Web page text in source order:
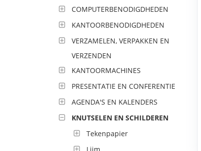
COMPUTERBENODIGDHEDEN
KANTOORBENODIGDHEDEN
VERZAMELEN, VERPAKKEN EN
VERZENDEN
KANTOORMACHINES
PRESENTATIE EN CONFERENTIE
AGENDA'S EN KALENDERS
KNUTSELEN EN SCHILDEREN
Tekenpapier